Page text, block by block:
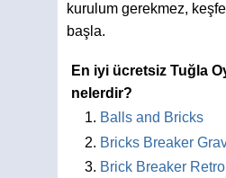
kurulum gerekmez,
başla.
En iyi ücretsiz Tuğla
nelerdir?
Balls and Bricks
Bricks Breaker
Brick Breaker Retro